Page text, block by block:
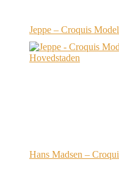
Jeppe – Croquis
Hans Madsen –